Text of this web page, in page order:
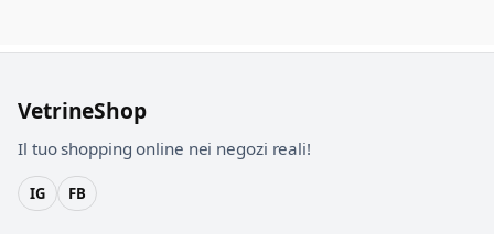
VetrineShop
Il tuo shopping online nei negozi reali!
IG FB